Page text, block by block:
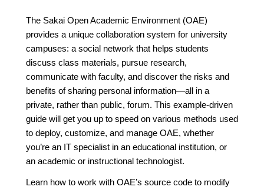
The Sakai Open Academic Environment (OAE)
provides a unique collaboration system for university
campuses: a social network that helps students
discuss class materials, pursue research,
communicate with faculty, and discover the risks and
benefits of sharing personal information—all in a
private, rather than public, forum. This example-driven
guide will get you up to speed on various methods used
to deploy, customize, and manage OAE, whether
you’re an IT specialist in an educational institution, or
an academic or instructional technologist.
Learn how to work with OAE’s source code to modify